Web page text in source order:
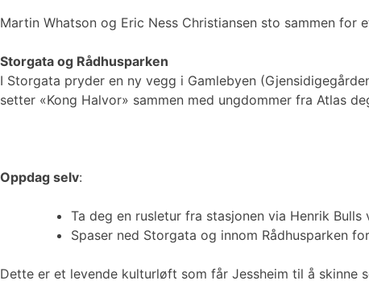
Martin Whatson og Eric Ness Christiansen sto sammen
Storgata og Rådhusparken
I Storgata pryder en ny vegg i Gamlebyen
setter «Kong Halvor» sammen med ungdommer fra Atlas
Oppdag selv:
Ta deg en rusletur fra stasjonen via Henrik
Spaser ned Storgata og innom Rådhusparken
Dette er et levende kulturløft som får Jessheim til å